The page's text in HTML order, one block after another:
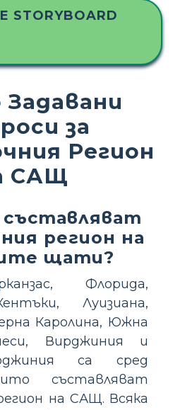
за
Регион
САЩ
регион на
щати?
Флорида,
Луизиана,
Каролина, Южна
Вирджиния и
са сред
съставляват
на САЩ. Всяка